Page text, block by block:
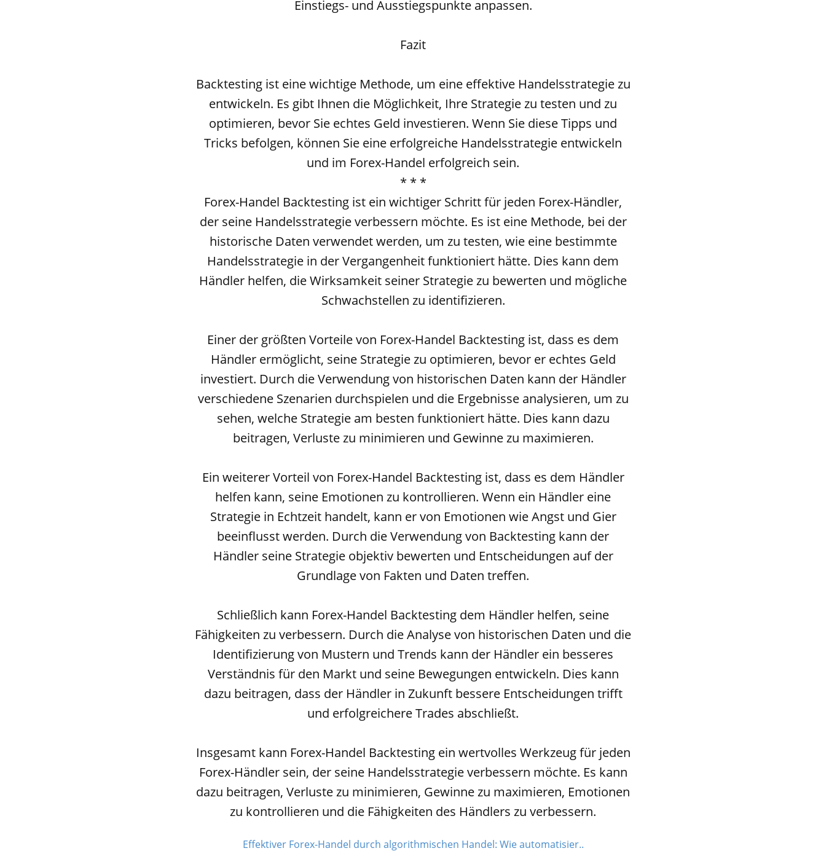
Einstiegs- und Ausstiegspunkte anpassen.
Fazit
Backtesting ist eine wichtige Methode, um eine effektive Handelsstrategie zu
entwickeln. Es gibt Ihnen die Möglichkeit, Ihre Strategie zu testen und zu
optimieren, bevor Sie echtes Geld investieren. Wenn Sie diese Tipps und
Tricks befolgen, können Sie eine erfolgreiche Handelsstrategie entwickeln
und im Forex-Handel erfolgreich sein.
* * *
Forex-Handel Backtesting ist ein wichtiger Schritt für jeden Forex-Händler,
der seine Handelsstrategie verbessern möchte. Es ist eine Methode, bei der
historische Daten verwendet werden, um zu testen, wie eine bestimmte
Handelsstrategie in der Vergangenheit funktioniert hätte. Dies kann dem
Händler helfen, die Wirksamkeit seiner Strategie zu bewerten und mögliche
Schwachstellen zu identifizieren.
Einer der größten Vorteile von Forex-Handel Backtesting ist, dass es dem
Händler ermöglicht, seine Strategie zu optimieren, bevor er echtes Geld
investiert. Durch die Verwendung von historischen Daten kann der Händler
verschiedene Szenarien durchspielen und die Ergebnisse analysieren, um zu
sehen, welche Strategie am besten funktioniert hätte. Dies kann dazu
beitragen, Verluste zu minimieren und Gewinne zu maximieren.
Ein weiterer Vorteil von Forex-Handel Backtesting ist, dass es dem Händler
helfen kann, seine Emotionen zu kontrollieren. Wenn ein Händler eine
Strategie in Echtzeit handelt, kann er von Emotionen wie Angst und Gier
beeinflusst werden. Durch die Verwendung von Backtesting kann der
Händler seine Strategie objektiv bewerten und Entscheidungen auf der
Grundlage von Fakten und Daten treffen.
Schließlich kann Forex-Handel Backtesting dem Händler helfen, seine
Fähigkeiten zu verbessern. Durch die Analyse von historischen Daten und die
Identifizierung von Mustern und Trends kann der Händler ein besseres
Verständnis für den Markt und seine Bewegungen entwickeln. Dies kann
dazu beitragen, dass der Händler in Zukunft bessere Entscheidungen trifft
und erfolgreichere Trades abschließt.
Insgesamt kann Forex-Handel Backtesting ein wertvolles Werkzeug für jeden
Forex-Händler sein, der seine Handelsstrategie verbessern möchte. Es kann
dazu beitragen, Verluste zu minimieren, Gewinne zu maximieren, Emotionen
zu kontrollieren und die Fähigkeiten des Händlers zu verbessern.
Effektiver Forex-Handel durch algorithmischen Handel: Wie automatisier..